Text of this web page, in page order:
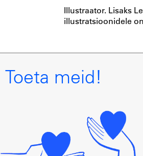
Illustraator. Lisaks
illustratsioonidele
Toeta meid!